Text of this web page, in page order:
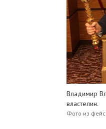
Владимир
властелин.
Фото из